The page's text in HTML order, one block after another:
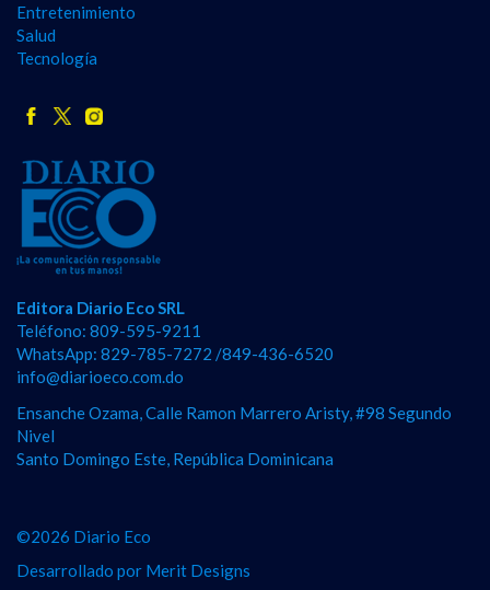
Entretenimiento
Salud
Tecnología
Editora Diario Eco SRL
Teléfono: 809-595-9211
WhatsApp: 829-785-7272 /849-436-6520
info@diarioeco.com.do
Ensanche Ozama, Calle Ramon Marrero Aristy, #98 Segundo
Nivel
Santo Domingo Este, República Dominicana
©2026 Diario Eco
Desarrollado por Merit Designs